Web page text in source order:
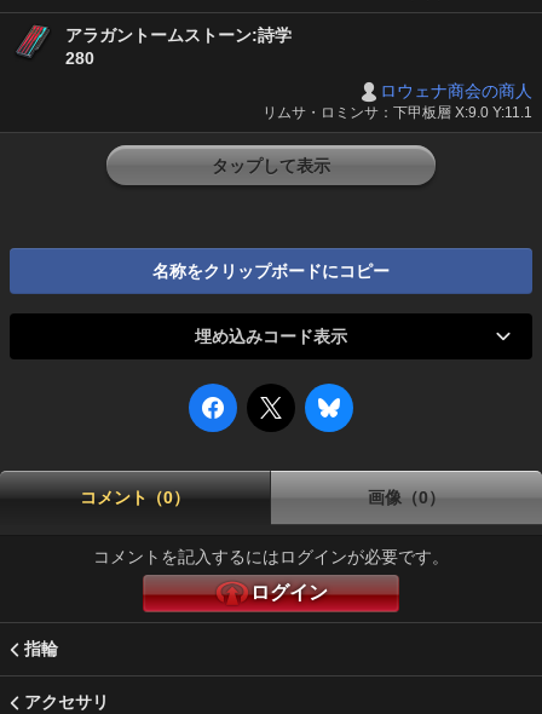
アラガントームストーン:詩学
280
ロウェナ商会の商人
リムサ・ロミンサ：下甲板層 X:9.0 Y:11.1
タップして表示
名称をクリップボードにコピー
埋め込みコード表示
コメント（0） 画像（0）
コメントを記入するにはログインが必要です。
ログイン
指輪
アクセサリ